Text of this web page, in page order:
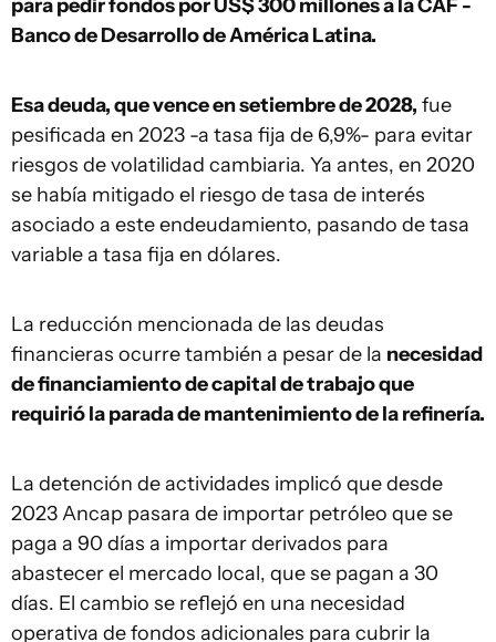
para pedir fondos por US$ 300 millones a la CAF -
Banco de Desarrollo de América Latina.
Esa deuda, que vence en setiembre de 2028, fue
pesificada en 2023 -a tasa fija de 6,9%- para evitar
riesgos de volatilidad cambiaria. Ya antes, en 2020
se había mitigado el riesgo de tasa de interés
asociado a este endeudamiento, pasando de tasa
variable a tasa fija en dólares.
La reducción mencionada de las deudas
financieras ocurre también a pesar de la necesidad
de financiamiento de capital de trabajo que
requirió la parada de mantenimiento de la refinería.
La detención de actividades implicó que desde
2023 Ancap pasara de importar petróleo que se
paga a 90 días a importar derivados para
abastecer el mercado local, que se pagan a 30
días. El cambio se reflejó en una necesidad
operativa de fondos adicionales para cubrir la